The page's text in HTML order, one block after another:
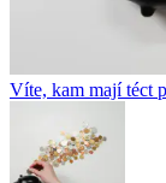
Víte, kam mají téct